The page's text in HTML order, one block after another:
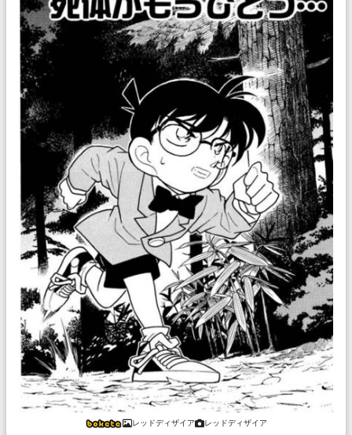
レッドディザイア レッドディザイア